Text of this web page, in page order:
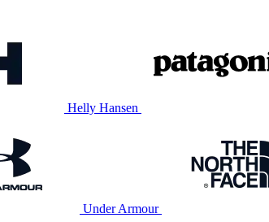
Helly Hansen
Under Armour